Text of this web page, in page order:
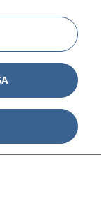
om
kontakta.
dina